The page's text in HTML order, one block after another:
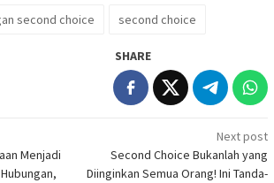
second choice second choice
SHARE
Menjadi
Next post
Second Choice Bukanlah yang
Diinginkan Semua Orang! Ini Tanda-